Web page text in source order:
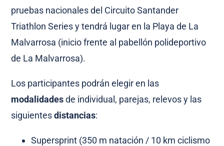
pruebas nacionales del Circuito Santander
Triathlon Series y tendrá lugar en la Playa de La
Malvarrosa (inicio frente al pabellón polideportivo
de La Malvarrosa).
Los participantes podrán elegir en las
modalidadesde individual, parejas, relevos y las
siguientesdistancias:
Supersprint (350 m natación / 10 km ciclismo